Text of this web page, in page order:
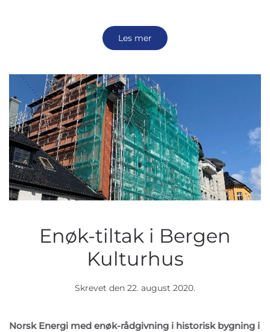
Les mer
Enøk-tiltak i Bergen
Kulturhus
Skrevet den 22. august 2020.
Norsk Energi med enøk-rådgivning i historisk bygning i